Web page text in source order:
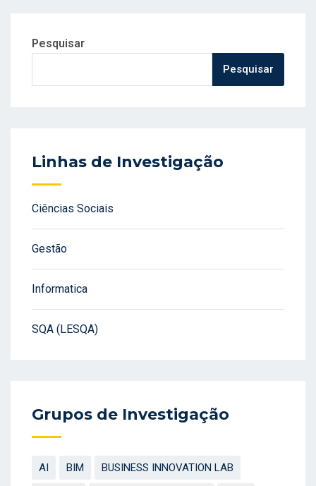
Pesquisar
Pesquisar
Linhas de Investigação
Ciências Sociais
Gestão
Informatica
SQA (LESQA)
Grupos de Investigação
AI BIM BUSINESS INNOVATION LAB